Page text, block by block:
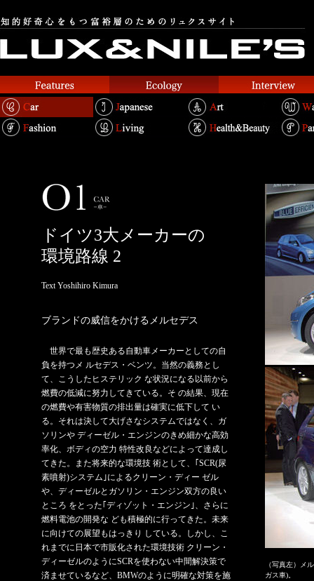
ドイツ3大メーカーの
環境路線 2
Text Yoshihiro Kimura
ブランドの威信をかけるメルセデス
世界で最も歴史ある自動車メーカーとしての自
負を持つメ ルセデス・ベンツ。当然の義務とし
て、こうしたヒステリック な状況になる以前から
燃費の低減に努力してきている。そ の結果、現在
の燃費や有害物質の排出量は確実に低下して い
る。それは決して大げさなシステムではなく、ガ
ソリンや ディーゼル・エンジンのきめ細かな高効
率化、ボディの空力 特性改良などによって達成し
てきた。また将来的な環境技 術として、｢SCR(尿
素噴射)システム｣によるクリーン・ディー ゼル
や、ディーゼルとガソリン・エンジン双方の良い
ところ をとった｢ディゾット・エンジン｣、さらに
燃料電池の開発な ども積極的に行ってきた。未来
に向けての展望もはっきり している。しかし、こ
れまでに日本で市販化された環境技術 クリーン・
ディーゼルのようにSCRを使わない中間解決策で
済ませているなど、BMWのように明確な対策を施
（写真左）メ
ガス車)。